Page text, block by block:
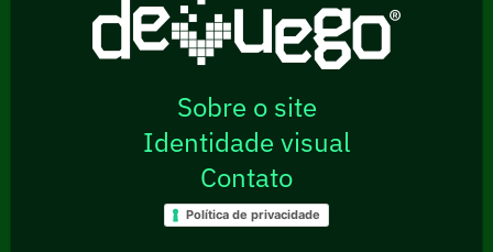
Sobre o site
Identidade visual
Contato
Política de privacidade